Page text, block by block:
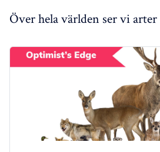
Över hela världen ser vi